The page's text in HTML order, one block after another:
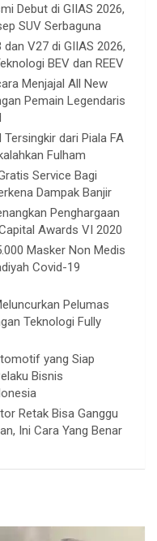
Debut di GIIAS 2026,
SUV Serbaguna
V27 di GIIAS 2026,
BEV dan REEV
Menjajal All New
Pemain Legendaris
dari Piala FA
Fulham
Service Bagi
Dampak Banjir
Penghargaan
Awards VI 2020
Masker Non Medis
Covid-19
Pelumas
Teknologi Fully
yang Siap
Bisnis
Retak Bisa Ganggu
Ini Cara Yang Benar